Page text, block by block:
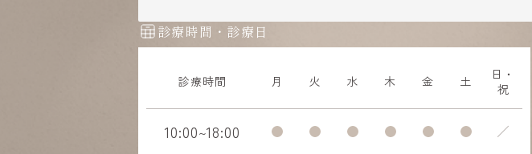
診療時間・診療日
診療時間 月 火 水 木 金 土
日・
祝
10:00~18:00 ／